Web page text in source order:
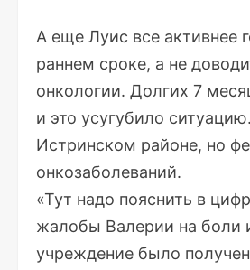
А еще Луис все активнее
раннем сроке, а не
онкологии. Долгих 7
и это усугубило
Истринском районе, но
онкозаболеваний.
«Тут надо пояснить в
жалобы Валерии на боли
учреждение было